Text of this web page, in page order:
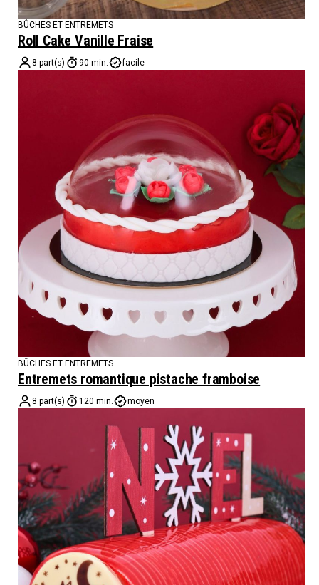
BÛCHES ET ENTREMETS
Roll Cake Vanille Fraise
8 part(s) 90 min. facile
BÛCHES ET ENTREMETS
Entremets romantique pistache framboise
8 part(s) 120 min. moyen